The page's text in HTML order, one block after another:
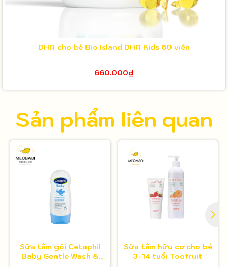
DHA cho bé Bio Island DHA Kids 60 viên
660.000₫
Sản phẩm liên quan
Sữa tắm gội Cetaphil
Baby Gentle Wash &
Sữa tắm hữu cơ cho bé
3-14 tuổi Toofruit